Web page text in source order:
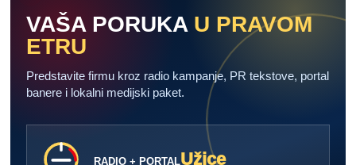
VAŠA PORUKA U PRAVOM
ETRU
Predstavite firmu kroz radio kampanje, PR tekstove, portal
banere i lokalni medijski paket.
RADIO + PORTALUžice